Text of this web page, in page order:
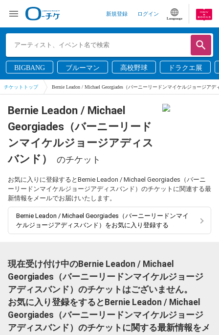
新規登録 ログイン
Language
BIGBANG ブルーマン 高校野球 ドラクエ展
チケットトップ Bernie Leadon / Michael Georgiades（バーニーリードンマイケルジョージアデ
Bernie Leadon / Michael
Georgiades（バーニーリード
ンマイケルジョージアディス
バンド）
のチケット
お気に入りに登録するとBernie Leadon / Michael Georgiades（バーニ
ーリードンマイケルジョージアディスバンド）のチケットに関連する最
新情報をメールでお届けいたします。
Bernie Leadon / Michael Georgiades（バーニーリードンマイ
ケルジョージアディスバンド）をお気に入り登録する
現在受け付け中のBernie Leadon / Michael
Georgiades（バーニーリードンマイケルジョージ
アディスバンド）のチケットはございません。
お気に入り登録をするとBernie Leadon / Michael
Georgiades（バーニーリードンマイケルジョージ
アディスバンド）のチケットに関する最新情報をメ